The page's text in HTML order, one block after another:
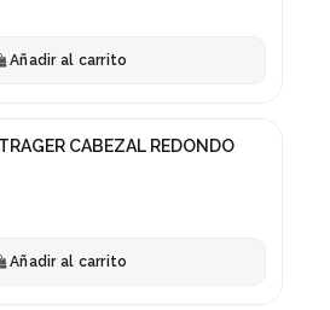
Añadir al carrito
CABEZAL REDONDO
Añadir al carrito